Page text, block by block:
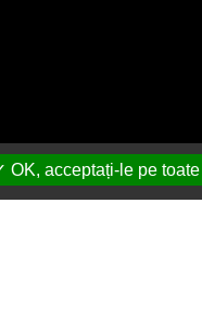
OK, acceptați-le pe toate